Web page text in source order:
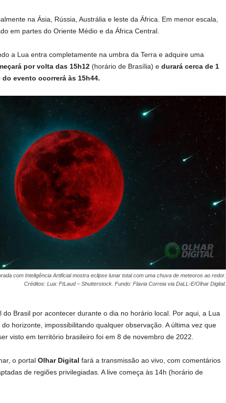
na Ásia, Rússia, Austrália e leste da África. Em menor escala,
em partes do Oriente Médio e da África Central.
a Lua entra completamente na umbra da Terra e adquire uma
por volta das 15h12(horário de Brasília) e durará cerca de 1
do evento ocorrerá às 15h44.
com Inteligência Artificial mostra eclipse lunar total com uma chuva de meteoros ao redor.
Créditos: Lua: FtLaud – Shutterstock. Fundo: Flavia Correia via DaLL-E/Olhar Digital.
Brasil por acontecer durante o dia no horário local. Por aqui, a Lua
horizonte, impossibilitando qualquer observação. A última vez que
visto em território brasileiro foi em 8 de novembro de 2022.
o portal Olhar Digital fará a transmissão ao vivo, com comentários
de regiões privilegiadas. A live começa às 14h (horário de